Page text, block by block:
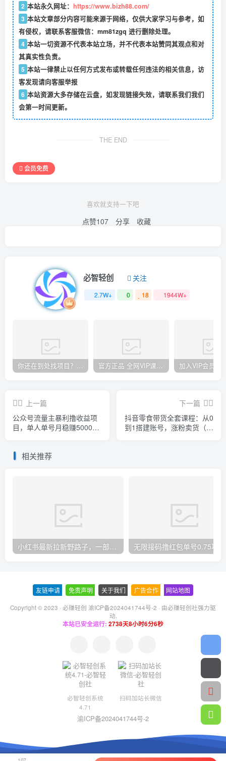
2 本站永久网址： https://www.bizh88.com/
3 本站文章部分内容可能来源于网络，仅供大家学习与参考，如
有侵权，请联系客服微信：mm81zgq 进行删除处理。
4 本站一切资源不代表本站立场，并不代表本站赞同其观点和对
其真实性负责。
5 本站一律禁止以任何方式发布或转载任何违法的相关信息，访
客发现请向客服举报
6 本站资源大多存储在云盘，如发现链接失效，请联系我们我们
会第一时间更新。
THE END
会员免费
喜欢就支持一下吧
点赞107 分享 收藏
必智轻创 关注
2.7W+ 0 18 1944W+
你还在到处找项目？还在当韭菜？我却靠卖项目一个月赚5万，曾经我也和你一样懵懂。 官方正品 全网VIP课程 无损下载~
上一篇
公众号流量主暴利撸收益项
目，单人单号月稳赚5000+
下一篇
抖音零食带货全套课程：从0
到1搭建账号，涨粉卖货（提
相关推荐
小红书最新拉新野路子，一部手机即可操作，一单15块，做得好日入2000+
友链申请 免责声明 关于我们 广告合作 网站地图
Copyright © 2023 · 必赚轻创 渝ICP备2024041744号-2 · 由必赚轻创社强力驱
动.
本站已安全运行: 2738天8小时6分7秒
必智轻创系统
4.71
扫码加站长微信
渝ICP备2024041744号-2